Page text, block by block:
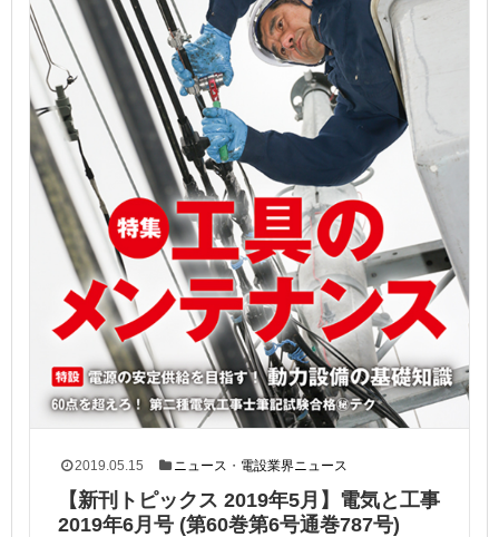
2019.05.15 ニュース ・ 電設業界ニュース
【新刊トピックス 2019年5月】電気と工事
2019年6月号 (第60巻第6号通巻787号)